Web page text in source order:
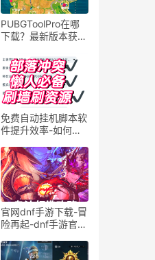
PUBGToolPro在哪
下载？最新版本获取
下载地址及使用教程
免费自动挂机脚本软
件提升效率-如何使
软件优化工作流程
官网dnf手游下载-冒
险再起-dnf手游官网